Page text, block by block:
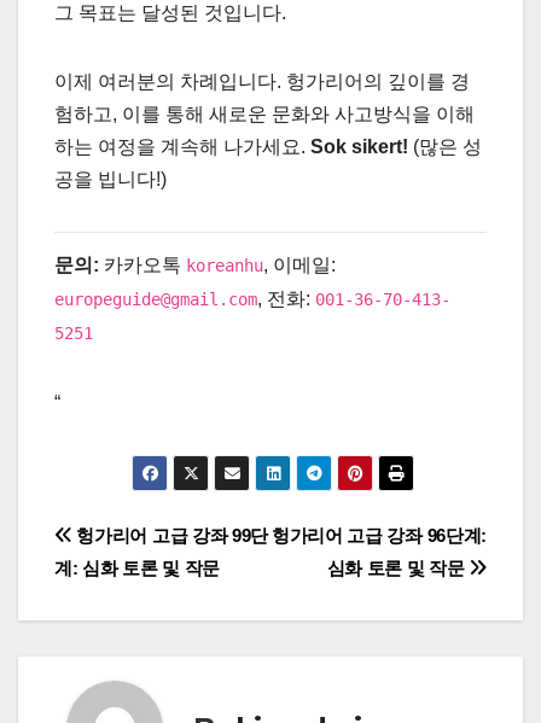
그 목표는 달성된 것입니다.
이제 여러분의 차례입니다. 헝가리어의 깊이를 경
험하고, 이를 통해 새로운 문화와 사고방식을 이해
하는 여정을 계속해 나가세요. Sok sikert! (많은 성
공을 빕니다!)
문의: 카카오톡 koreanhu, 이메일:
europeguide@gmail.com, 전화: 001-36-70-413-
5251
“
글
탐
헝가리어 고급 강좌 96단계:
심화 토론 및 작문
헝가리어 고급 강좌 99단
계: 심화 토론 및 작문